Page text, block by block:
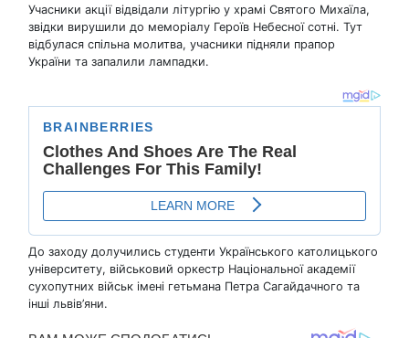
Учасники акції відвідали літургію у храмі Святого Михаїла,
звідки вирушили до меморіалу Героїв Небесної сотні. Тут
відбулася спільна молитва, учасники підняли прапор
України та запалили лампадки.
До заходу долучились студенти Українського католицького
університету, військовий оркестр Національної академії
сухопутних військ імені гетьмана Петра Сагайдачного та
інші львів’яни.